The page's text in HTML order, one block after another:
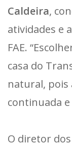
Caldeira,
atividades e
FAE.
casa do
natural, pois
continuada e
O diretor